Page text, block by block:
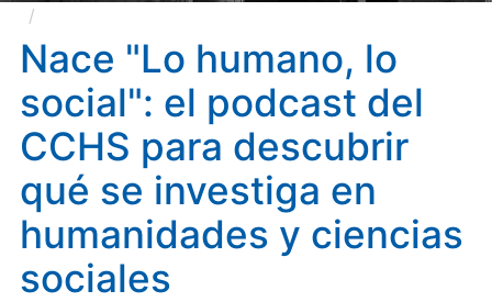
para descubrir qué se investiga en humanidades y
ciencias sociales
Nace "Lo humano, lo
social": el podcast del
CCHS para descubrir
qué se investiga en
humanidades y ciencias
sociales